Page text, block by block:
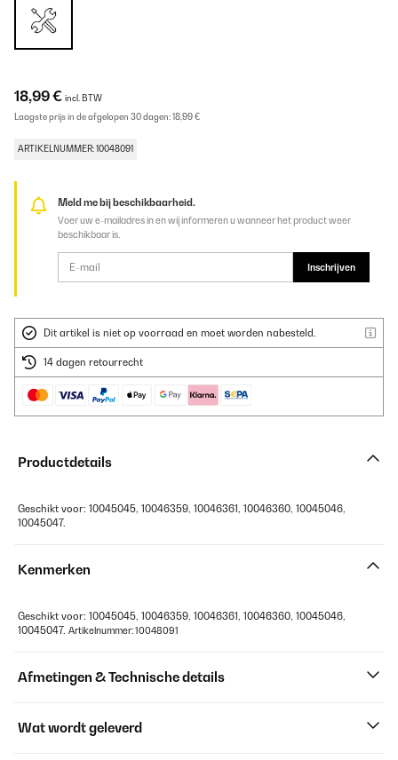
18,99 € incl. BTW
Laagste prijs in de afgelopen 30 dagen:18,99 €
ARTIKELNUMMER: 10048091
Meld me bij beschikbaarheid.
Voer uw e-mailadres in en wij informeren u wanneer het product weer
beschikbaar is.
Inschrijven
Dit artikel is niet op voorraad en moet worden nabesteld.
14 dagen retourrecht
Productdetails
Geschikt voor: 10045045, 10046359, 10046361, 10046360, 10045046,
10045047.
Kenmerken
Geschikt voor: 10045045, 10046359, 10046361, 10046360, 10045046,
10045047. Artikelnummer: 10048091
Afmetingen & Technische details
Wat wordt geleverd